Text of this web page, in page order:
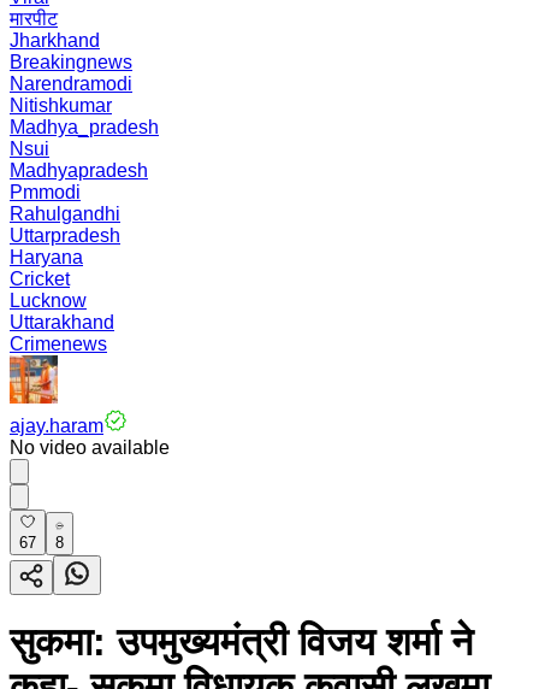
मारपीट
Jharkhand
Breakingnews
Narendramodi
Nitishkumar
Madhya_pradesh
Nsui
Madhyapradesh
Pmmodi
Rahulgandhi
Uttarpradesh
Haryana
Cricket
Lucknow
Uttarakhand
Crimenews
ajay.haram
No video available
67 8
सुकमा: उपमुख्यमंत्री विजय शर्मा ने